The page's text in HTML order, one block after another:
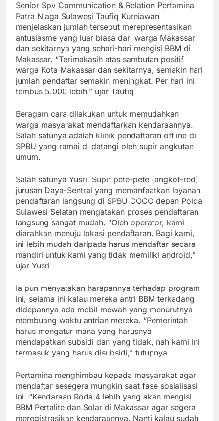
Senior Spv Communication & Relation Pertamina
Patra Niaga Sulawesi Taufiq Kurniawan
menjelaskan jumlah tersebut merepresentasikan
antusiasme yang luar biasa dari warga Makassar
dan sekitarnya yang sehari-hari mengisi BBM di
Makassar. “Terimakasih atas sambutan positif
warga Kota Makassar dan sekitarnya, semakin hari
jumlah pendaftar semakin meningkat. Per hari ini
tembus 5.000 lebih,” ujar Taufiq
Beragam cara dilakukan untuk memudahkan
warga masyarakat mendaftarkan kendaraannya.
Salah satunya adalah klinik pendaftaran offline di
SPBU yang ramai di datangi oleh supir angkutan
umum.
Salah satunya Yusri, Supir pete-pete (angkot-red)
jurusan Daya-Sentral yang memanfaatkan layanan
pendaftaran langsung di SPBU COCO depan Polda
Sulawesi Selatan mengatakan proses pendaftaran
langsung sangat mudah. “Oleh operator, kami
diarahkan menuju lokasi pendaftaran. Bagi kami,
ini lebih mudah daripada harus mendaftar secara
mandiri untuk kami yang tidak memiliki android,”
ujar Yusri
Ia pun menyatakan harapannya terhadap program
ini, selama ini kalau mereka antri BBM terkadang
didepannya ada mobil mewah yang menurutnya
membuang waktu antrian mereka. “Pemerintah
harus mengatur mana yang harusnya
mendapatkan subsidi dan yang tidak, nah kami ini
termasuk yang harus disubsidi,” tutupnya.
Pertamina menghimbau kepada masyarakat agar
mendaftar sesegera mungkin saat fase sosialisasi
ini. “Kendaraan Roda 4 lebih yang akan mengisi
BBM Pertalite dan Solar di Makassar agar segera
meregistrasikan kendaraannya. Nanti kalau sudah